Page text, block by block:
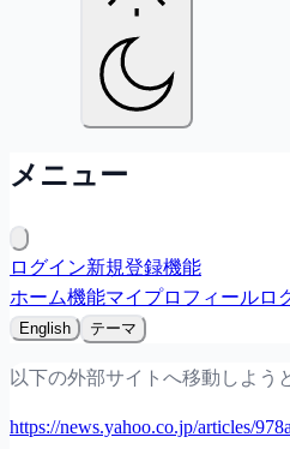
メニュー
ログイン新規登録機能
ホーム機能マイプロフィールロ
English テーマ
以下の外部サイトへ移動しよう
https://news.yahoo.co.jp/articles/